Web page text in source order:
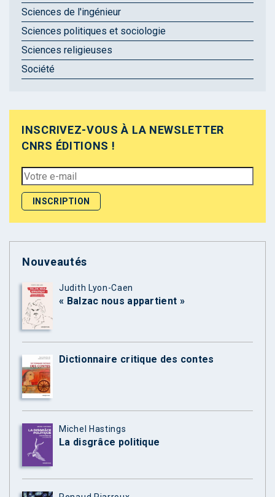
Sciences de l'ingénieur
Sciences politiques et sociologie
Sciences religieuses
Société
INSCRIVEZ-VOUS À LA NEWSLETTER
CNRS ÉDITIONS !
Nouveautés
Judith Lyon-Caen
« Balzac nous appartient »
Dictionnaire critique des contes
Michel Hastings
La disgrâce politique